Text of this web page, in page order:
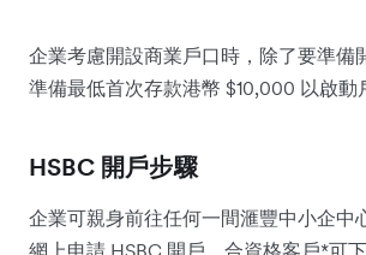
企業考慮開設商業戶口時，除了要準備
準備最低首次存款港幣 $10,000 以啟動
HSBC 開戶步驟
企業可親身前往任何一間滙豐中小企中